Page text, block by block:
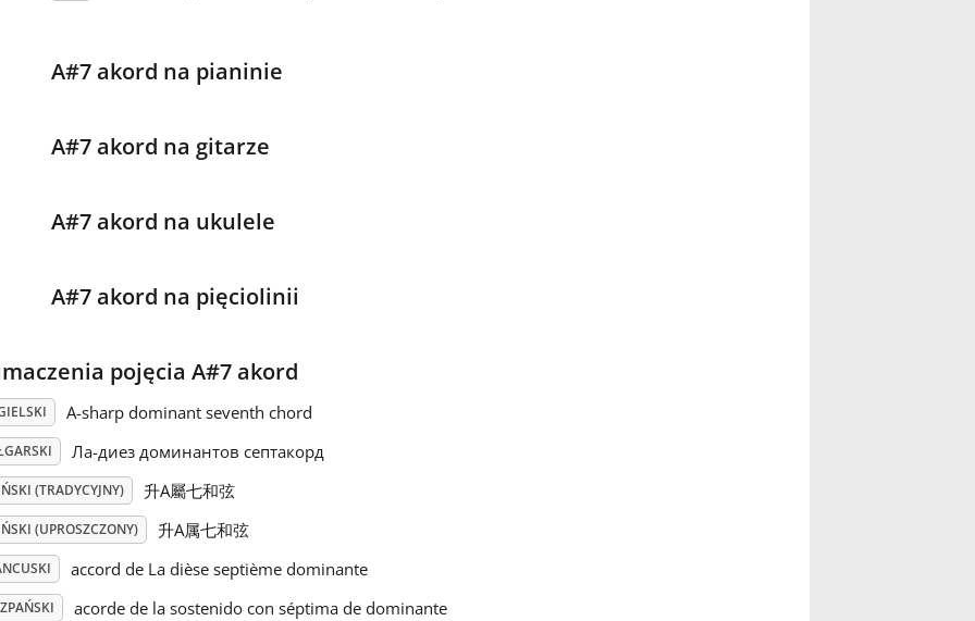
A#7 akord na pianinie
A#7 akord na gitarze
A#7 akord na ukulele
A#7 akord na pięciolinii
pojęcia A#7 akord
A-sharp dominant seventh chord
Ла-диез доминантов септакорд
(TRADYCYJNY) 升A屬七和弦
(UPROSZCZONY) 升A属七和弦
accord de La dièse septième dominante
acorde de la sostenido con séptima de dominante